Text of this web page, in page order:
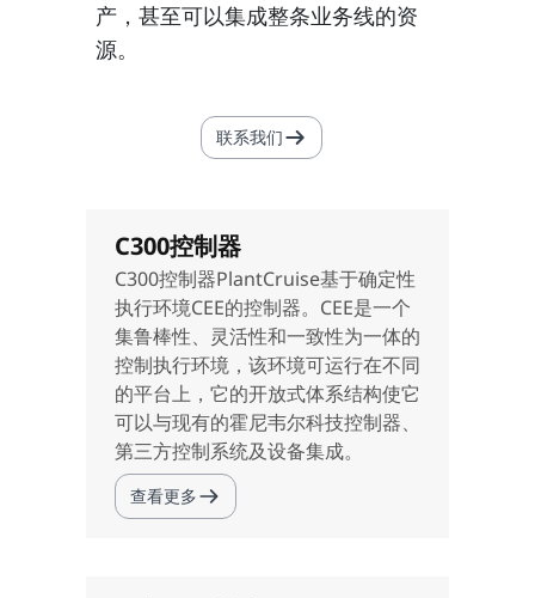
产，甚至可以集成整条业务线的资
源。
联系我们
C300控制器
C300控制器PlantCruise基于确定性
执行环境CEE的控制器。CEE是一个
集鲁棒性、灵活性和一致性为一体的
控制执行环境，该环境可运行在不同
的平台上，它的开放式体系结构使它
可以与现有的霍尼韦尔科技控制器、
第三方控制系统及设备集成。
查看更多